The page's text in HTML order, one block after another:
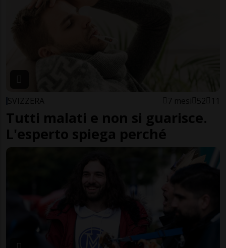
SVIZZERA 7 mesi 52 11
Tutti malati e non si guarisce.
L'esperto spiega perché